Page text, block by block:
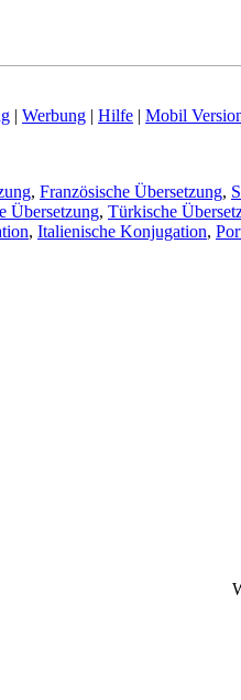
| Werbung | Hilfe | Mobil
, Französische Übersetzung,
Übersetzung, Türkische
, Italienische Konjugation,